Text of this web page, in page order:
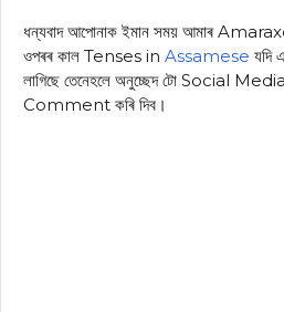
ধন্যবাদ আপোনাক ইমান সময় আমাৰ
ওপৰৰ কাল Tenses in Assamese যদি
লাগিছে তেনেহলে অনুচ্ছেদ টো Social
Comment কৰি দিব।